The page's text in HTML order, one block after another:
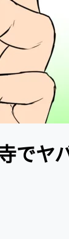
でヤ